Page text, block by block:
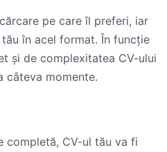
pe care îl preferi, iar
în acel format. În funcție
și de complexitatea CV-ului
câteva momente.
completă, CV-ul tău va fi